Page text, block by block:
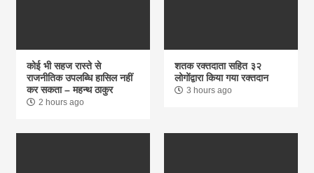
कोई भी सहज रास्ते से
राजनीतिक उपलब्धि हासिल नहीं
कर सकता – महन्थ ठाकुर
2 hours ago
शतक रक्तदाता सहित ३२
लोगोंद्वारा किया गया रक्तदान
3 hours ago